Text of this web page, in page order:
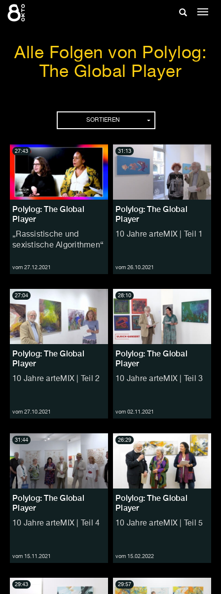
Zum
Inhalt
Suche
Alle Folgen von Polylog:
The Global Player
SORTIEREN
Polylog: The Global
Player
„Rassistische und
sexistische Algorithmen“
vom 27.12.2021
27:43
Polylog: The Global
Player
10 Jahre arteMIX | Teil 1
vom 26.10.2021
31:13
Polylog: The Global
Player
10 Jahre arteMIX | Teil 2
vom 27.10.2021
27:04
Polylog: The Global
Player
10 Jahre arteMIX | Teil 3
vom 02.11.2021
28:10
Polylog: The Global
Player
10 Jahre arteMIX | Teil 4
vom 15.11.2021
31:44
Polylog: The Global
Player
10 Jahre arteMIX | Teil 5
vom 15.02.2022
26:29
29:43 29:57